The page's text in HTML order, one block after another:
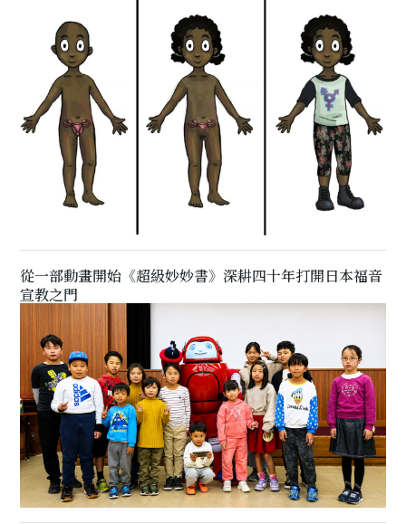
從一部動畫開始《超級妙妙書》深耕四十年打開日本福音
宣教之門